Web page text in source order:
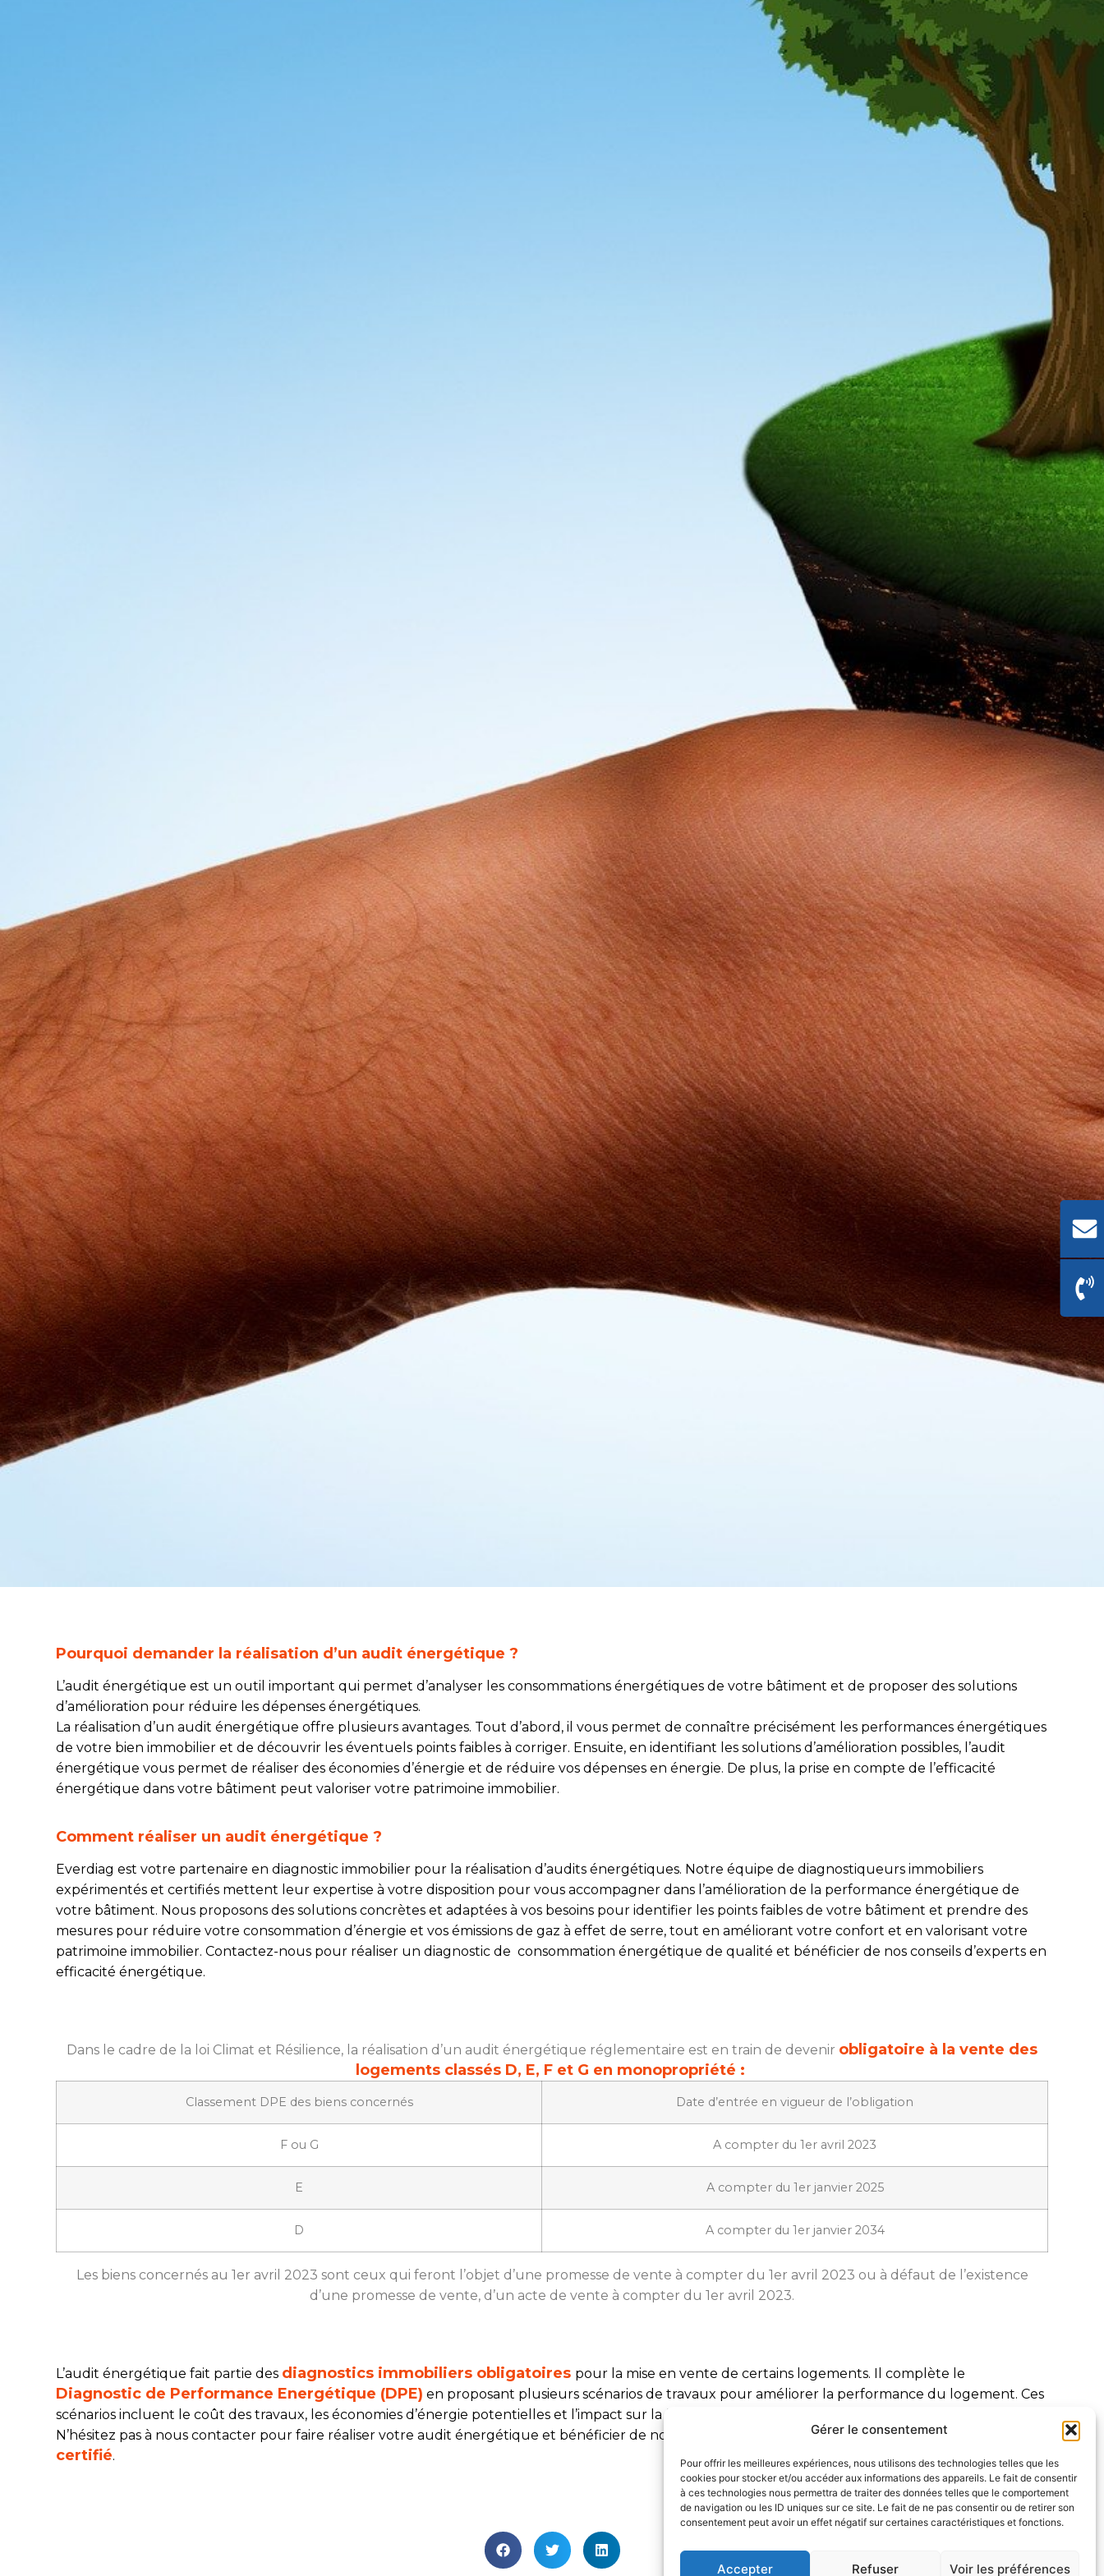
Gérer le consentement
Pour offrir les meilleures expériences, nous utilisons des technologies telles que les
cookies pour stocker et/ou accéder aux informations des appareils. Le fait de consentir
à ces technologies nous permettra de traiter des données telles que le comportement
de navigation ou les ID uniques sur ce site. Le fait de ne pas consentir ou de retirer son
consentement peut avoir un effet négatif sur certaines caractéristiques et fonctions.
Accepter Refuser Voir les préférences
Pourquoi demander la réalisation d’un audit énergétique ?
L’audit énergétique est un outil important qui permet d’analyser les consommations énergétiques de votre bâtiment et de proposer des solutions
d’amélioration pour réduire les dépenses énergétiques.
La réalisation d’un audit énergétique offre plusieurs avantages. Tout d’abord, il vous permet de connaître précisément les performances énergétiques
de votre bien immobilier et de découvrir les éventuels points faibles à corriger. Ensuite, en identifiant les solutions d’amélioration possibles, l’audit
énergétique vous permet de réaliser des économies d’énergie et de réduire vos dépenses en énergie. De plus, la prise en compte de l’efficacité
énergétique dans votre bâtiment peut valoriser votre patrimoine immobilier.
Comment réaliser un audit énergétique ?
Everdiag est votre partenaire en diagnostic immobilier pour la réalisation d’audits énergétiques. Notre équipe de diagnostiqueurs immobiliers
expérimentés et certifiés mettent leur expertise à votre disposition pour vous accompagner dans l’amélioration de la performance énergétique de
votre bâtiment. Nous proposons des solutions concrètes et adaptées à vos besoins pour identifier les points faibles de votre bâtiment et prendre des
mesures pour réduire votre consommation d’énergie et vos émissions de gaz à effet de serre, tout en améliorant votre confort et en valorisant votre
patrimoine immobilier. Contactez-nous pour réaliser un diagnostic de consommation énergétique de qualité et bénéficier de nos conseils d’experts en
efficacité énergétique.
Dans le cadre de la loi Climat et Résilience, la réalisation d’un audit énergétique réglementaire est en train de devenir obligatoire à la vente des
logements classés D, E, F et G en monopropriété :
Classement DPE des biens concernés Date d’entrée en vigueur de l’obligation
F ou G A compter du 1er avril 2023
E A compter du 1er janvier 2025
D A compter du 1er janvier 2034
Les biens concernés au 1er avril 2023 sont ceux qui feront l’objet d’une promesse de vente à compter du 1er avril 2023 ou à défaut de l’existence
d’une promesse de vente, d’un acte de vente à compter du 1er avril 2023.
L’audit énergétique fait partie des diagnostics immobiliers obligatoires pour la mise en vente de certains logements. Il complète le
Diagnostic de Performance Energétique (DPE) en proposant plusieurs scénarios de travaux pour améliorer la performance du logement. Ces
scénarios incluent le coût des travaux, les économies d’énergie potentielles et l’impact sur la facture énergétique
N’hésitez pas à nous contacter pour faire réaliser votre audit énergétique et bénéficier de notre expertise en tant quediagnostiqueur immobilier
certifié.